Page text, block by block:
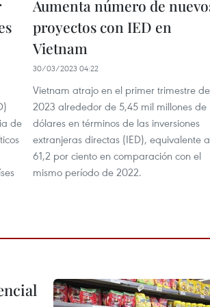
de
Aumenta número de
proyectos con IED en
Vietnam
30/03/2023 04:22
Vietnam atrajo en el primer trimestre de
2023 alrededor de 5,45 mil millones de
dólares en términos de las inversiones
extranjeras directas (IED), equivalente
61,2 por ciento en comparación con el
mismo período de 2022.